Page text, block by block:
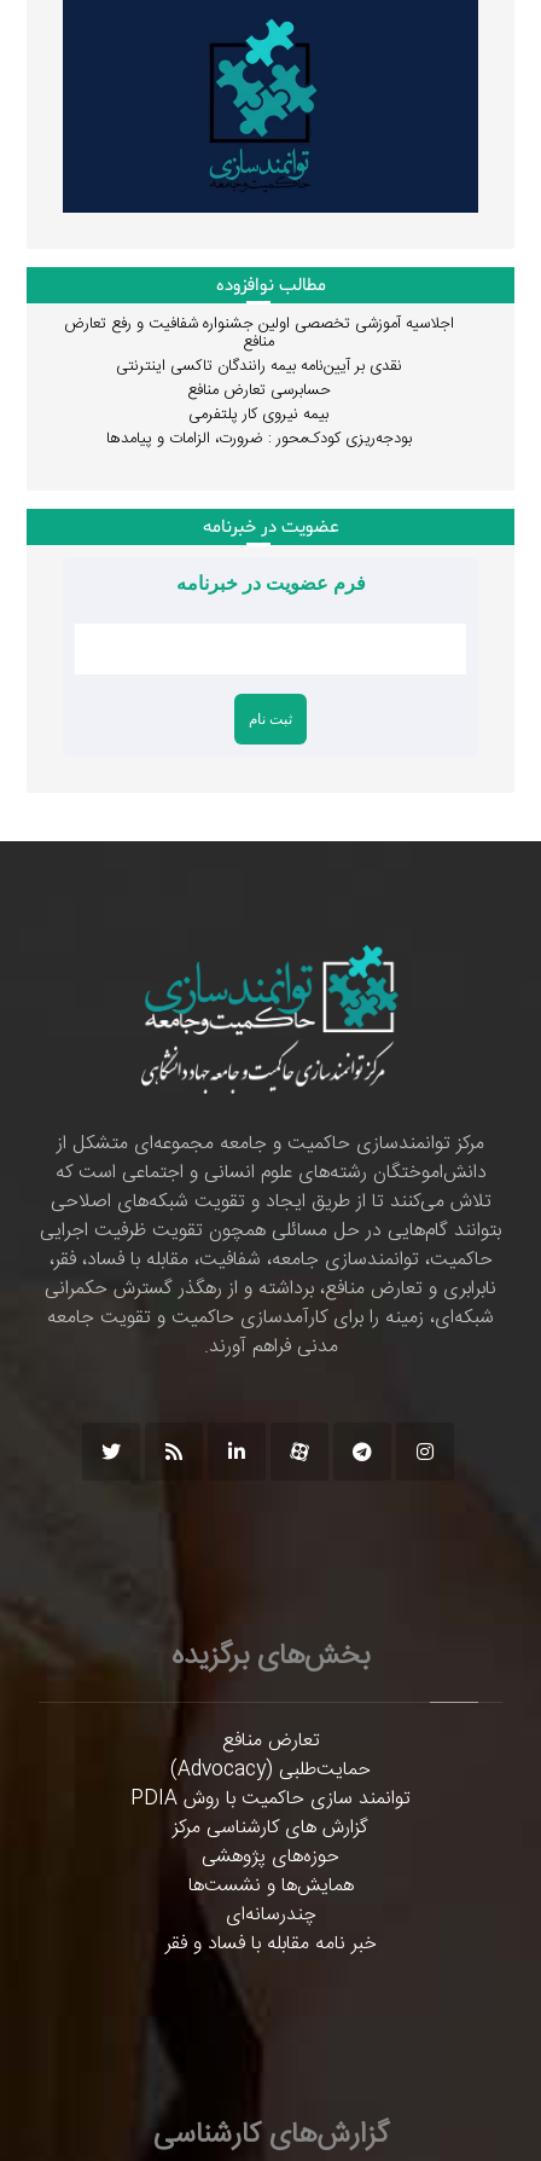
مطالب نوافزوده
اجلاسیه آموزشی تخصصی اولین جشنواره شفافیت و رفع تعارض
منافع
نقدی بر آیین‌نامه بیمه رانندگان تاکسی اینترنتی
حسابرسی تعارض منافع
بیمه نیروی کار پلتفرمی
بودجه‌ریزی کودک‌محور : ضرورت، الزامات و پیامدها
عضویت در خبرنامه
فرم عضویت در خبرنامه
مرکز توانمندسازی حاکمیت و جامعه مجموعه‌ای متشکل از
دانش‌اموختگان رشته‌های علوم انسانی و اجتماعی است که
تلاش می‌کنند تا از طریق ایجاد و تقویت شبکه‌های اصلاحی
بتوانند گام‌هایی در حل مسائلی همچون تقویت ظرفیت اجرایی
حاکمیت، توانمندسازی جامعه، شفافیت، مقابله با فساد، فقر،
نابرابری و تعارض منافع، برداشته و از رهگذر گسترش حکمرانی
شبکه‌ای، زمینه را برای کارآمدسازی حاکمیت و تقویت جامعه
مدنی فراهم آورند.
بخش‌های برگزیده
تعارض منافع
حمایت‌طلبی (Advocacy)
توانمند سازی حاکمیت با روش PDIA
گزارش های کارشناسی مرکز
حوزه‌های پژوهشی
همایش‌ها و نشست‌ها
چندرسانه‌ای
خبر نامه مقابله با فساد و فقر
گزارش‌های کارشناسی